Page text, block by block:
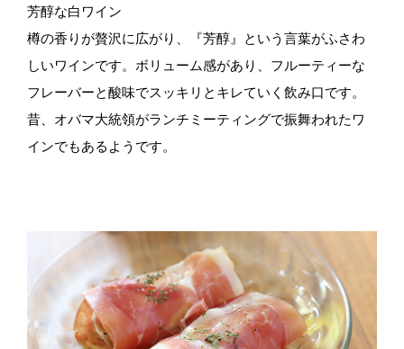
芳醇な白ワイン
樽の香りが贅沢に広がり、『芳醇』という言葉がふさわ
しいワインです。ボリューム感があり、フルーティーな
フレーバーと酸味でスッキリとキレていく飲み口です。
昔、オバマ大統領がランチミーティングで振舞われたワ
インでもあるようです。